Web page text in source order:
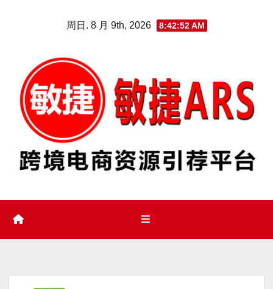
周日. 8 月 9th, 2026 8:42:52 AM